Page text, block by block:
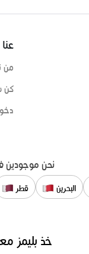
عنا
من
كن
نحن موجودين
البحرين قطر
خذ بليمز